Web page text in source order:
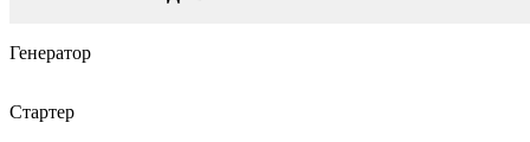
Генератор
Стартер